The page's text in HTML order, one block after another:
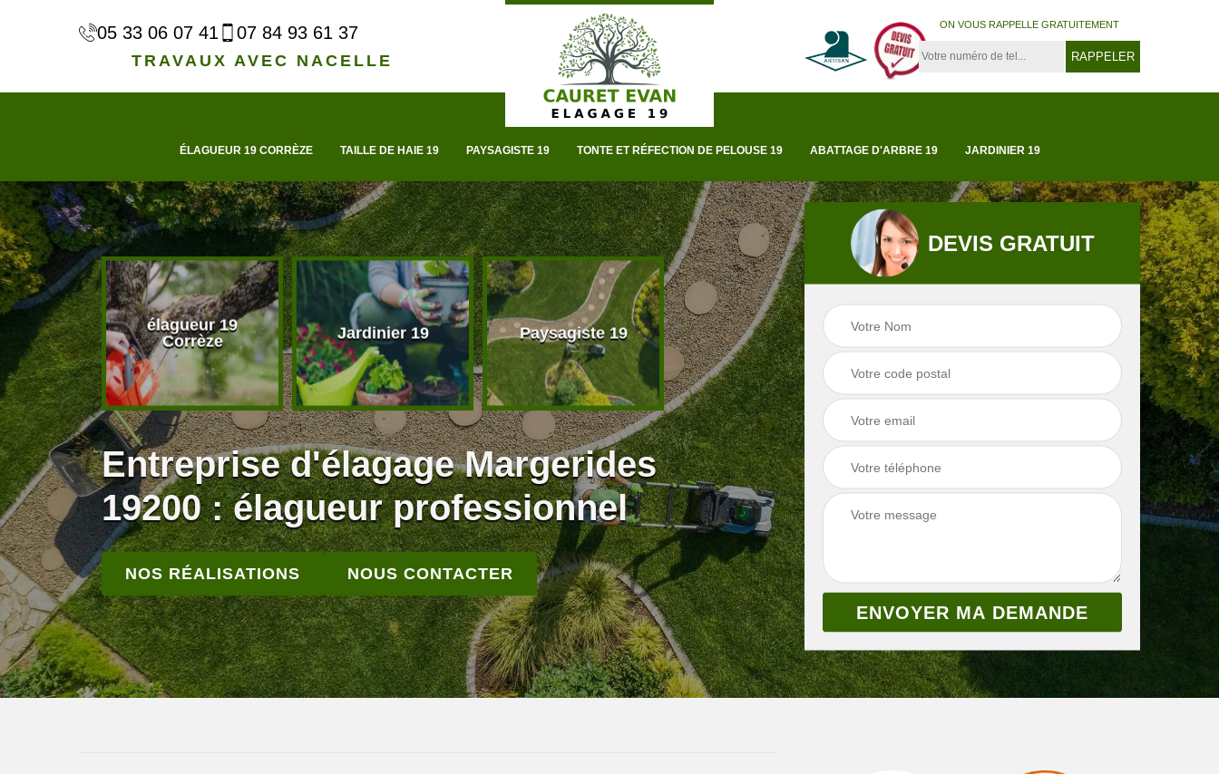
05 33 06 07 41 07 84 93 61 37
TRAVAUX AVEC NACELLE
ON VOUS RAPPELLE GRATUITEMENT
ÉLAGUEUR 19 CORRÈZE TAILLE DE HAIE 19 PAYSAGISTE 19 TONTE ET RÉFECTION DE PELOUSE 19 ABATTAGE D'ARBRE 19 JARDINIER 19
19
élagueur 19
Corrèze
Jardinier 19 Paysagiste 19 Taille de haie 19
Tonte et réfection
Abattage d'arbre
Entreprise d'élagage Margerides
19200 : élagueur professionnel
NOS RÉALISATIONS NOUS CONTACTER
DEVIS GRATUIT